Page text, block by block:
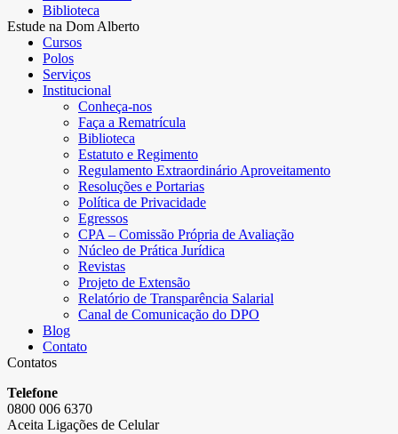
Biblioteca
Estude na Dom Alberto
Cursos
Polos
Serviços
Institucional
Conheça-nos
Faça a Rematrícula
Biblioteca
Estatuto e Regimento
Regulamento Extraordinário Aproveitamento
Resoluções e Portarias
Política de Privacidade
Egressos
CPA – Comissão Própria de Avaliação
Núcleo de Prática Jurídica
Revistas
Projeto de Extensão
Relatório de Transparência Salarial
Canal de Comunicação do DPO
Blog
Contato
Contatos
Telefone
0800 006 6370
Aceita Ligações de Celular